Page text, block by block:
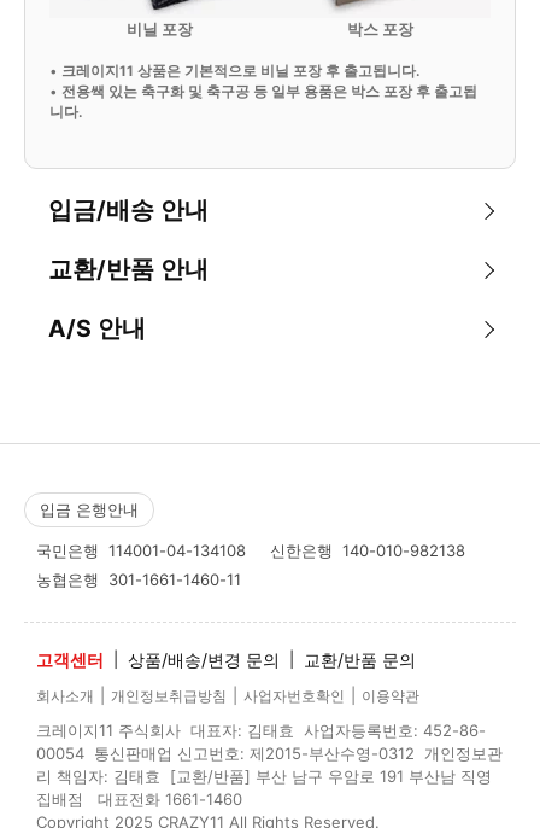
비닐 포장 박스 포장
• 크레이지11 상품은 기본적으로 비닐 포장 후 출고됩니다.
• 전용쌕 있는 축구화 및 축구공 등 일부 용품은 박스 포장 후 출고됩
니다.
입금/배송 안내
교환/반품 안내
A/S 안내
입금 은행안내
국민은행 114001-04-134108 신한은행 140-010-982138
농협은행 301-1661-1460-11
고객센터 상품/배송/변경 문의 교환/반품 문의
회사소개 개인정보취급방침 사업자번호확인 이용약관
크레이지11 주식회사 대표자: 김태효 사업자등록번호: 452-86-
00054 통신판매업 신고번호: 제2015-부산수영-0312 개인정보관
리 책임자: 김태효 [교환/반품] 부산 남구 우암로 191 부산남 직영
집배점 대표전화 1661-1460
Copyright 2025 CRAZY11 All Rights Reserved.